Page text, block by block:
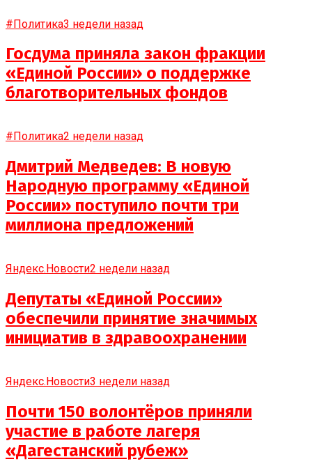
#Политика3 недели назад
Госдума приняла закон фракции
«Единой России» о поддержке
благотворительных фондов
#Политика2 недели назад
Дмитрий Медведев: В новую
Народную программу «Единой
России» поступило почти три
миллиона предложений
Яндекс.Новости2 недели назад
Депутаты «Единой России»
обеспечили принятие значимых
инициатив в здравоохранении
Яндекс.Новости3 недели назад
Почти 150 волонтёров приняли
участие в работе лагеря
«Дагестанский рубеж»